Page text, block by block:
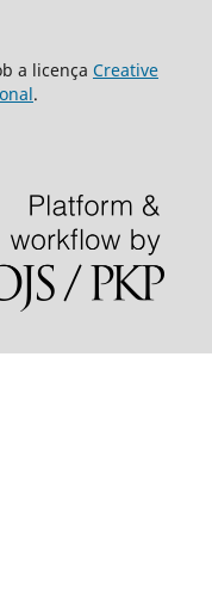
a licença Creative
.